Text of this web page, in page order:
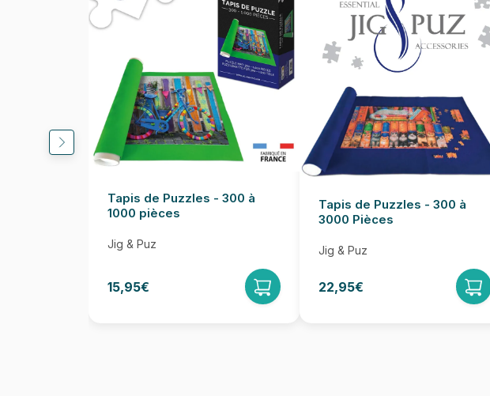
Tapis de Puzzles - 300 à
1000 pièces
Jig & Puz
15,95€
Tapis de Puzzles - 300 à
3000 Pièces
Jig & Puz
22,95€